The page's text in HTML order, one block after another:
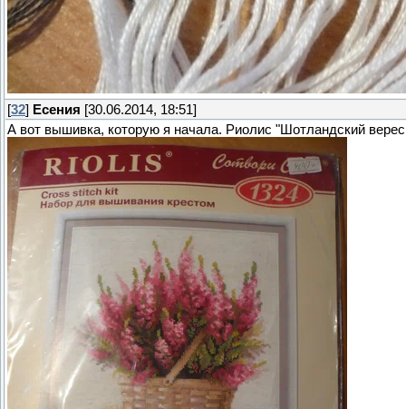
[32] Есения [30.06.2014, 18:51]
А вот вышивка, которую я начала. Риолис "Шотландский